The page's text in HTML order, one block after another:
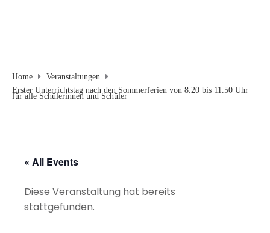
Home
Veranstaltungen
Erster Unterrichtstag nach den Sommerferien von 8.20 bis 11.50 Uhr
für alle Schülerinnen und Schüler
« All Events
Diese Veranstaltung hat bereits
stattgefunden.